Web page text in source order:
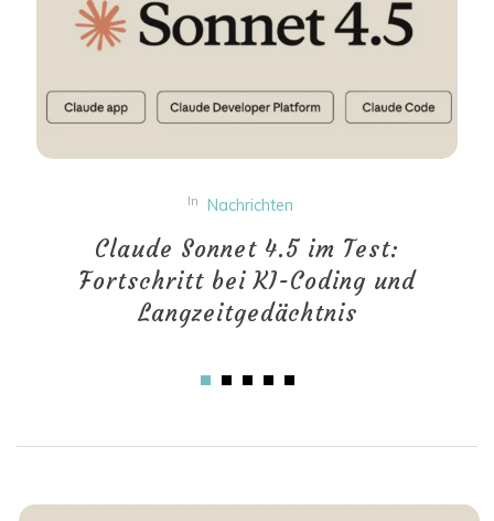
In Nachrichten
Claude Sonnet 4.5 im Test:
Fortschritt bei KI-Coding und
Langzeitgedächtnis